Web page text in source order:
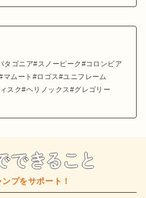
タゴニア スノーピーク
コロンビア
マムート ロゴス
ユニフレーム
スク ヘリノックス
グレゴリー
プをサポート！